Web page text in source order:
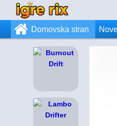
Domovska stran